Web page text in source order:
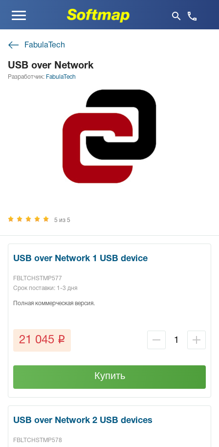
Меню
FabulaTech
USB over Network
Разработчик: FabulaTech
5 из 5
USB over Network 1 USB device
FBLTCHSTMP577
Срок поставки: 1-3 дня
Полная коммерческая версия.
21 045 q
Купить
USB over Network 2 USB devices
FBLTCHSTMP578